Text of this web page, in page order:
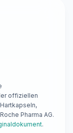
offiziellen
Pharma AG.
.